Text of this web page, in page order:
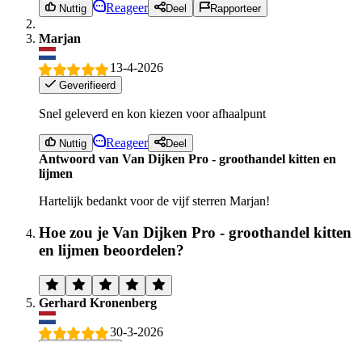
Nuttig Reageer Deel Rapporteer
Marjan
13-4-2026
Geverifieerd
Snel geleverd en kon kiezen voor afhaalpunt
Nuttig Reageer Deel
Antwoord van Van Dijken Pro - groothandel kitten en
lijmen
Hartelijk bedankt voor de vijf sterren Marjan!
Hoe zou je Van Dijken Pro - groothandel kitten
en lijmen beoordelen?
Gerhard Kronenberg
30-3-2026